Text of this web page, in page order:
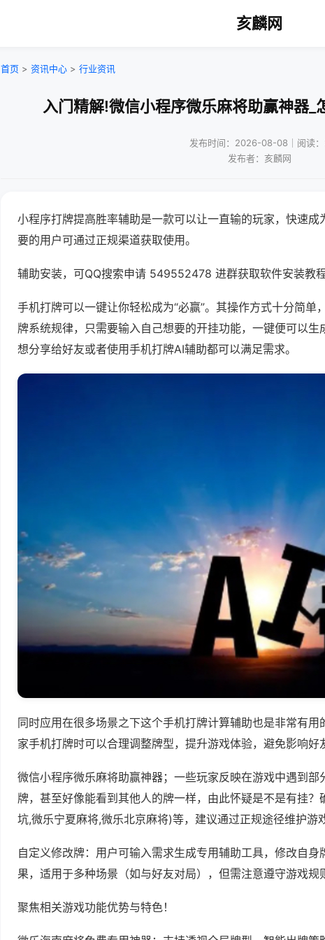
亥麟网
首页 > 资讯中心 > 行业资讯
入门精解!微信小程序微乐麻将助赢神器_
发布时间：2026-08-08｜阅读
发布者：亥麟网
小程序打牌提高胜率辅助是一款可以让一直输的玩家，快速成
要的用户可通过正规渠道获取使用。
辅助安装，可QQ搜索申请 549552478 进群获取软件安装教
手机打牌可以一键让你轻松成为“必赢”。其操作方式十分简单
牌系统规律，只需要输入自己想要的开挂功能，一键便可以
想分享给好友或者使用手机打牌AI辅助都可以满足需求。
同时应用在很多场景之下这个手机打牌计算辅助也是非常有
家手机打牌时可以合理调整牌型，提升游戏体验，避免影响好
微信小程序微乐麻将助赢神器；一些玩家反映在游戏中遇到
牌，甚至好像能看到其他人的牌一样，由此怀疑是不是有挂
坑,微乐宁夏麻将,微乐北京麻将)等，建议通过正规途径维护游
自定义修改牌：用户可输入需求生成专用辅助工具，修改自身
果，适用于多种场景（如与好友对局），但需注意遵守游戏规
聚焦相关游戏功能优势与特色！